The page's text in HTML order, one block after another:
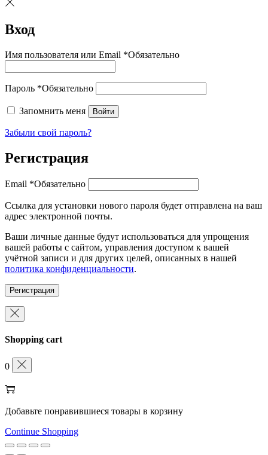
Вход
Имя пользователя или Email *Обязательно
Пароль *Обязательно
Запомнить меня Войти
Забыли свой пароль?
Регистрация
Email *Обязательно
Ссылка для установки нового пароля будет отправлена ​​на ваш
адрес электронной почты.
Ваши личные данные будут использоваться для упрощения
вашей работы с сайтом, управления доступом к вашей
учётной записи и для других целей, описанных в нашей
политика конфиденциальности.
Регистрация
Shopping cart
0
Добавьте понравившиеся товары в корзину
Continue Shopping